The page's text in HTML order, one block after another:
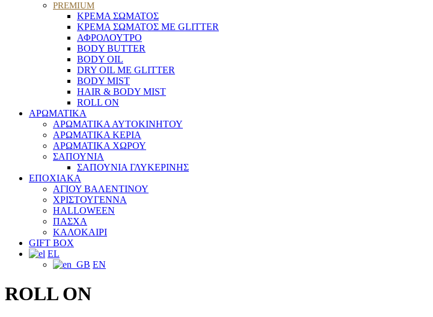
PREMIUM
ΚΡΕΜΑ ΣΩΜΑΤΟΣ
ΚΡΕΜΑ ΣΩΜΑΤΟΣ ΜΕ GLITTER
ΑΦΡΟΛΟΥΤΡΟ
BODY BUTTER
BODY OIL
DRY OIL ΜΕ GLITTER
BODY MIST
HAIR & BODY MIST
ROLL ON
ΑΡΩΜΑΤΙΚΑ
ΑΡΩΜΑΤΙΚΑ ΑΥΤΟΚΙΝΗΤΟΥ
ΑΡΩΜΑΤΙΚΑ ΚΕΡΙΑ
ΑΡΩΜΑΤΙΚΑ ΧΩΡΟΥ
ΣΑΠΟΥΝΙΑ
ΣΑΠΟΥΝΙΑ ΓΛΥΚΕΡΙΝΗΣ
ΕΠΟΧΙΑΚΑ
ΑΓΙΟΥ ΒΑΛΕΝΤΙΝΟΥ
ΧΡΙΣΤΟΥΓΕΝΝΑ
HALLOWEEN
ΠΑΣΧΑ
ΚΑΛΟΚΑΙΡΙ
GIFT BOX
EL
EN
ROLL ON